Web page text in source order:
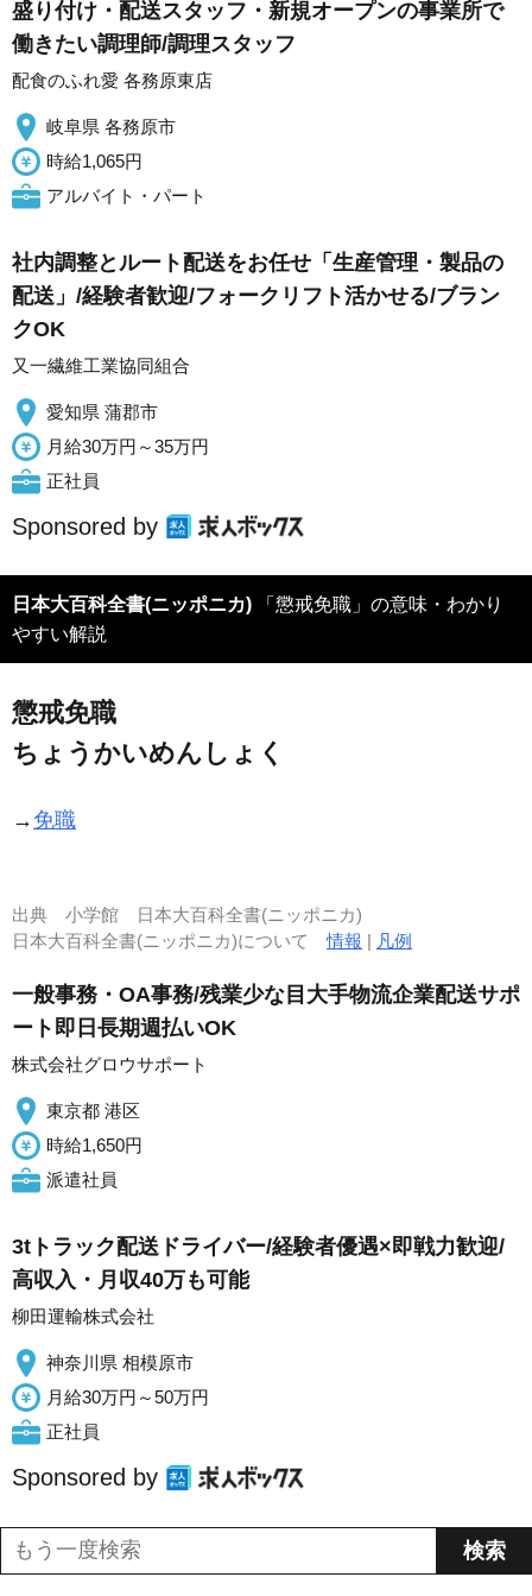
盛り付け・配送スタッフ・新規オープンの事業所で
働きたい調理師/調理スタッフ
配食のふれ愛 各務原東店
岐阜県 各務原市
時給1,065円
アルバイト・パート
社内調整とルート配送をお任せ「生産管理・製品の
配送」/経験者歓迎/フォークリフト活かせる/ブラン
クOK
又一繊維工業協同組合
愛知県 蒲郡市
月給30万円～35万円
正社員
Sponsored by
日本大百科全書(ニッポニカ) 「懲戒免職」の意味・わかり
やすい解説
懲戒免職
ちょうかいめんしょく
→ 免職
出典 小学館 日本大百科全書(ニッポニカ)
日本大百科全書(ニッポニカ)について情報 | 凡例
一般事務・OA事務/残業少な目大手物流企業配送サポ
ート即日長期週払いOK
株式会社グロウサポート
東京都 港区
時給1,650円
派遣社員
3tトラック配送ドライバー/経験者優遇×即戦力歓迎/
高収入・月収40万も可能
柳田運輸株式会社
神奈川県 相模原市
月給30万円～50万円
正社員
Sponsored by